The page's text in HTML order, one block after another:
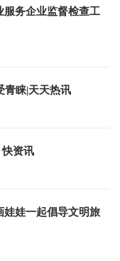
服务企业监督检查工
青睐|天天热讯
资讯
娃娃一起倡导文明旅